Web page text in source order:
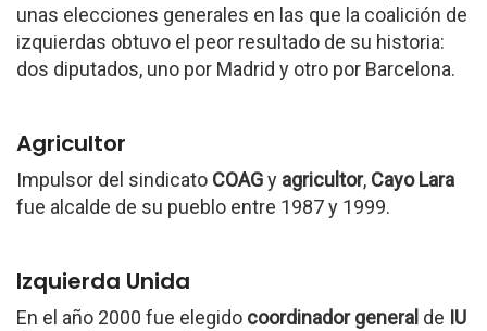
unas elecciones generales en las que la coalición de
izquierdas obtuvo el peor resultado de su historia:
dos diputados, uno por Madrid y otro por Barcelona.
Agricultor
Impulsor del sindicato COAGy agricultor, Cayo Lara
fue alcalde de su pueblo entre 1987 y 1999.
Izquierda Unida
En el año 2000 fue elegido coordinador general de IU